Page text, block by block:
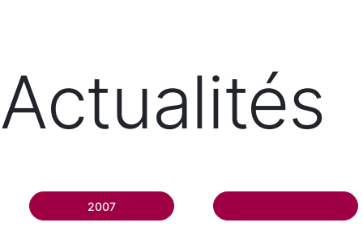
Actualités
2007